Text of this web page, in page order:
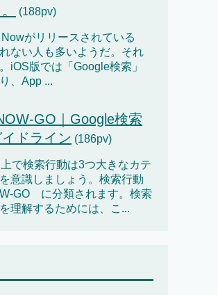
(188pv)
がリリースされている
ない人も多いようだ。それ
iOS版では「Google検索」
、App ...
GO｜Google検索
ドライン (186pv)
で検索行動は3つ大きなカテ
意識しましょう。検索行動
GO に分類されます。検索
理解するためには、こ...